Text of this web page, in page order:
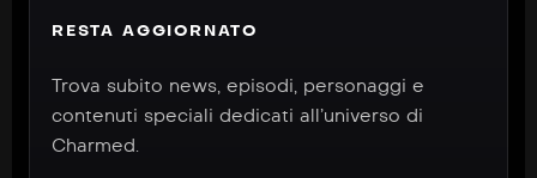
RESTA AGGIORNATO
Trova subito news, episodi, personaggi e
contenuti speciali dedicati all’universo di
Charmed.